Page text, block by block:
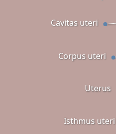
Uterus
Cavitas uteri
Corpus uteri
Isthmus uteri